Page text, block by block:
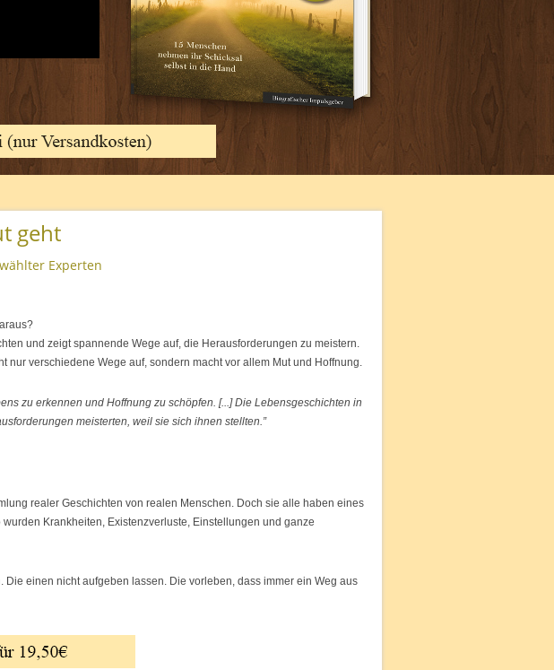
geht
Experten
und zeigt spannende Wege auf, die Herausforderungen zu meistern.
verschiedene Wege auf, sondern macht vor allem Mut und Hoffnung.
zu erkennen und Hoffnung zu schöpfen. [...] Die Lebensgeschichten in
meisterten, weil sie sich ihnen stellten.”
realer Geschichten von realen Menschen. Doch sie alle haben eines
Krankheiten, Existenzverluste, Einstellungen und ganze
einen nicht aufgeben lassen. Die vorleben, dass immer ein Weg aus